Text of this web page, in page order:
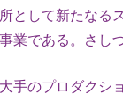
として新たなる
業である。さし
手のプロダクシ